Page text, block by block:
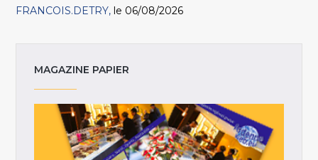
FRANCOIS.DETRY le 06/08/2026
MAGAZINE PAPIER